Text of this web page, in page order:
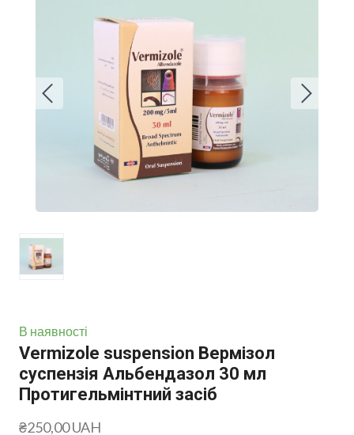
В наявності
Vermizole suspension Вермізол
суспензія Альбендазол 30 мл
Протигельмінтний засіб
₴250,00 UAH